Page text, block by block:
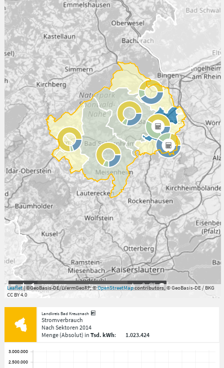
7.059°,49.813° 5km
Leaflet| ©GeoBasis-DE/LVermGeoRP, ©OpenStreetMapcontributors, © GeoBasis-DE / BKG
CC BY 4.0
Landkreis Bad Kreuznach
Stromverbrauch
Nach Sektoren 2014
Menge(Absolut) in Tsd. kWh: 1.023.424